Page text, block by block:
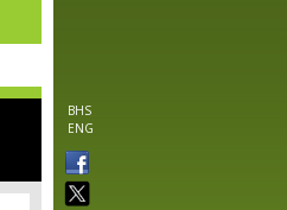
BHS
ENG